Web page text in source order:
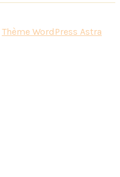
Thème WordPress Astra